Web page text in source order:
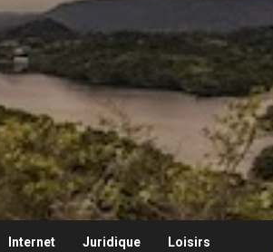
Internet Juridique Loisirs